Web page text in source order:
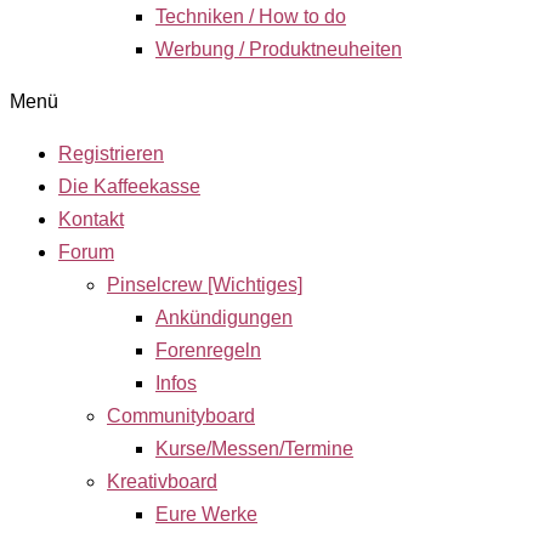
Techniken / How to do
Werbung / Produktneuheiten
Menü
Registrieren
Die Kaffeekasse
Kontakt
Forum
Pinselcrew [Wichtiges]
Ankündigungen
Forenregeln
Infos
Communityboard
Kurse/Messen/Termine
Kreativboard
Eure Werke